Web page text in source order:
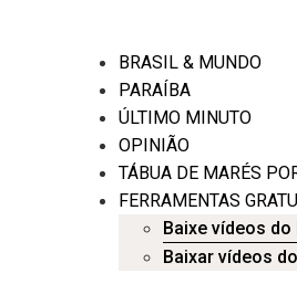
BRASIL & MUNDO
PARAÍBA
ÚLTIMO MINUTO
OPINIÃO
TÁBUA DE MARÉS
FERRAMENTAS
Baixe vídeos
Baixar vídeos